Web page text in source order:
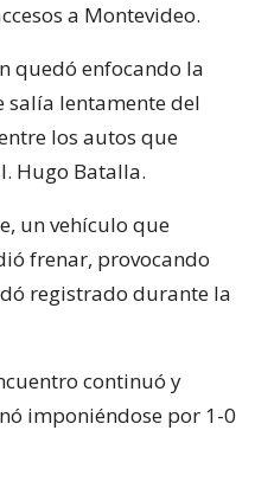
a Montevideo.
quedó enfocando la
salía lentamente del
los autos que
Hugo Batalla.
un vehículo que
frenar, provocando
registrado durante la
continuó y
imponiéndose por 1-0